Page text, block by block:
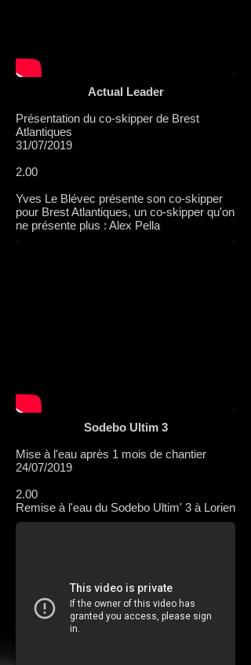
Actual Leader
Présentation du co-skipper de Brest
Atlantiques
31/07/2019
2.00
Yves Le Blévec présente son co-skipper
pour Brest Atlantiques, un co-skipper qu'on
ne présente plus : Alex Pella
Sodebo Ultim 3
Mise à l'eau après 1 mois de chantier
24/07/2019
2.00
Remise à l'eau du Sodebo Ultim' 3 à Lorien